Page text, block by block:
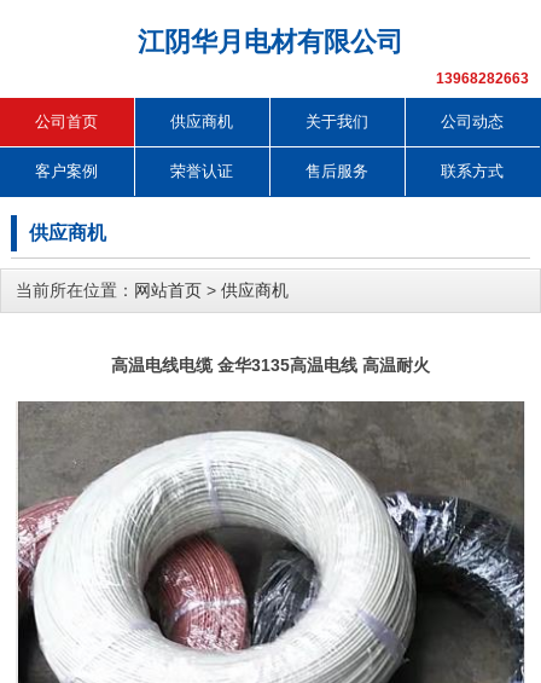
江阴华月电材有限公司
13968282663
公司首页 供应商机 关于我们 公司动态
客户案例 荣誉认证 售后服务 联系方式
供应商机
当前所在位置： 网站首页 > 供应商机
高温电线电缆 金华3135高温电线 高温耐火